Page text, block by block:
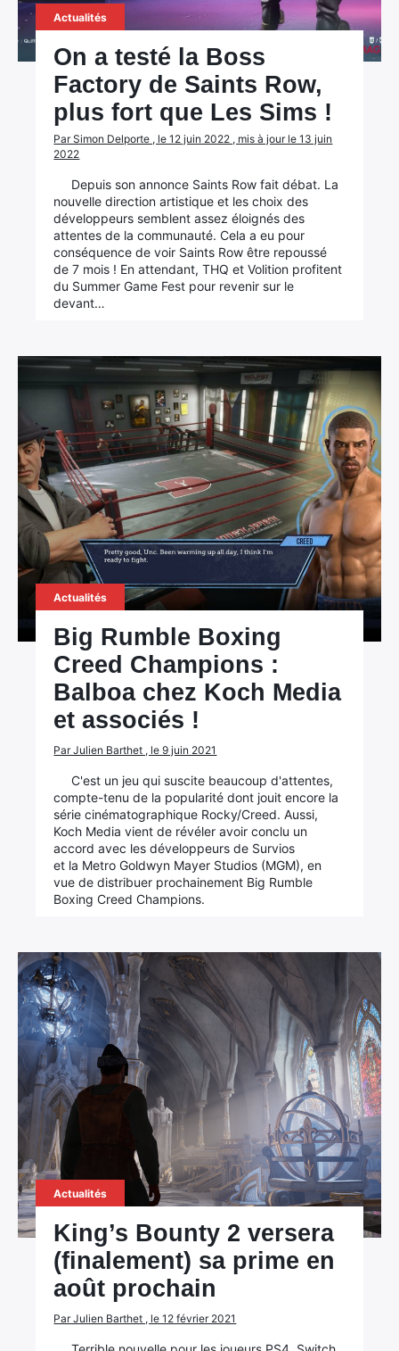
Actualités
On a testé la Boss
Factory de Saints Row,
plus fort que Les Sims !
Par Simon Delporte , le 12 juin 2022 , mis à jour le 13 juin
2022
Depuis son annonce Saints Row fait débat. La
nouvelle direction artistique et les choix des
développeurs semblent assez éloignés des
attentes de la communauté. Cela a eu pour
conséquence de voir Saints Row être repoussé
de 7 mois ! En attendant, THQ et Volition profitent
du Summer Game Fest pour revenir sur le
devant…
Actualités
Big Rumble Boxing
Creed Champions :
Balboa chez Koch Media
et associés !
Par Julien Barthet , le 9 juin 2021
C'est un jeu qui suscite beaucoup d'attentes,
compte-tenu de la popularité dont jouit encore la
série cinématographique Rocky/Creed. Aussi,
Koch Media vient de révéler avoir conclu un
accord avec les développeurs de Survios
et la Metro Goldwyn Mayer Studios (MGM), en
vue de distribuer prochainement Big Rumble
Boxing Creed Champions.
Actualités
King’s Bounty 2 versera
(finalement) sa prime en
août prochain
Par Julien Barthet , le 12 février 2021